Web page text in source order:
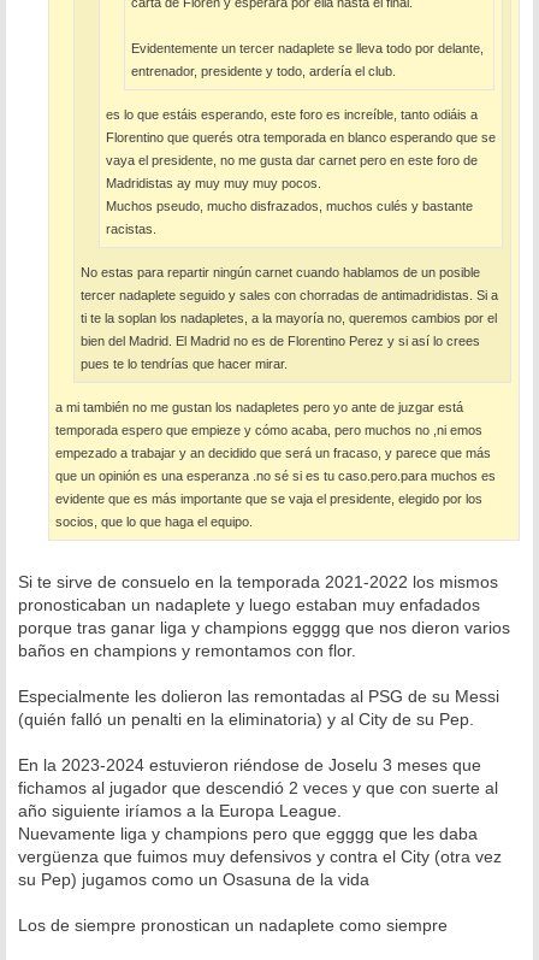
Evidentemente un tercer nadaplete se lleva todo por delante,
entrenador, presidente y todo, ardería el club.
es lo que estáis esperando, este foro es increíble, tanto odiáis a
Florentino que querés otra temporada en blanco esperando que se
vaya el presidente, no me gusta dar carnet pero en este foro de
Madridistas ay muy muy muy pocos.
Muchos pseudo, mucho disfrazados, muchos culés y bastante
racistas.
No estas para repartir ningún carnet cuando hablamos de un posible
tercer nadaplete seguido y sales con chorradas de antimadridistas. Si a
ti te la soplan los nadapletes, a la mayoría no, queremos cambios por el
bien del Madrid. El Madrid no es de Florentino Perez y si así lo crees
pues te lo tendrías que hacer mirar.
a mi también no me gustan los nadapletes pero yo ante de juzgar está
temporada espero que empieze y cómo acaba, pero muchos no ,ni emos
empezado a trabajar y an decidido que será un fracaso, y parece que más
que un opinión es una esperanza .no sé si es tu caso.pero.para muchos es
evidente que es más importante que se vaja el presidente, elegido por los
socios, que lo que haga el equipo.
Si te sirve de consuelo en la temporada 2021-2022 los mismos
pronosticaban un nadaplete y luego estaban muy enfadados
porque tras ganar liga y champions egggg que nos dieron varios
baños en champions y remontamos con flor.
Especialmente les dolieron las remontadas al PSG de su Messi
(quién falló un penalti en la eliminatoria) y al City de su Pep.
En la 2023-2024 estuvieron riéndose de Joselu 3 meses que
fichamos al jugador que descendió 2 veces y que con suerte al
año siguiente iríamos a la Europa League.
Nuevamente liga y champions pero que egggg que les daba
vergüenza que fuimos muy defensivos y contra el City (otra vez
su Pep) jugamos como un Osasuna de la vida
Los de siempre pronostican un nadaplete como siempre